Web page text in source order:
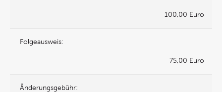
100,00 Euro
Folgeausweis:
75,00 Euro
Änderungsgebühr: